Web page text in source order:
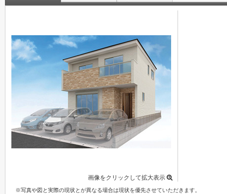
画像をクリックして拡大表示
※写真や図と実際の現状とが異なる場合は現状を優先させていただきます。